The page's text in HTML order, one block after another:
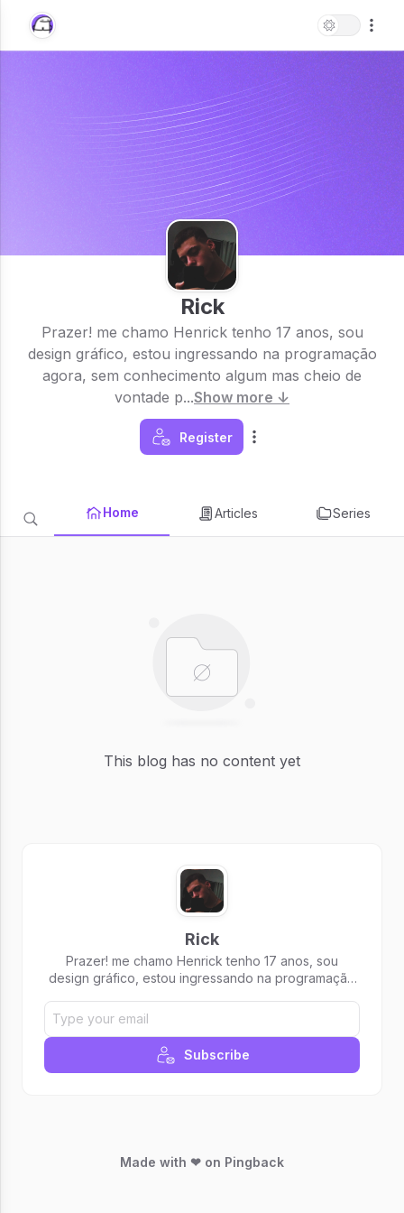
Rick
Prazer! me chamo Henrick tenho 17 anos, sou
design gráfico, estou ingressando na programação
agora, sem conhecimento algum mas cheio de
vontade p...Show more ↓
Register
Home Articles Series
This blog has no content yet
Rick
Prazer! me chamo Henrick tenho 17 anos, sou
design gráfico, estou ingressando na programação
vontade para aprender! pretendo publicar minha
evolução aqui, tanto como pessoa como um futuro
programador. Acompanhe!!
Subscribe
Made with ❤ on Pingback